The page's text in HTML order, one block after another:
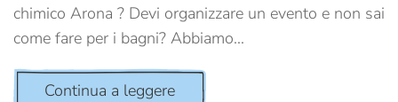
chimico Arona ? Devi organizzare un evento e non sai
come fare per i bagni? Abbiamo...
Continua a leggere